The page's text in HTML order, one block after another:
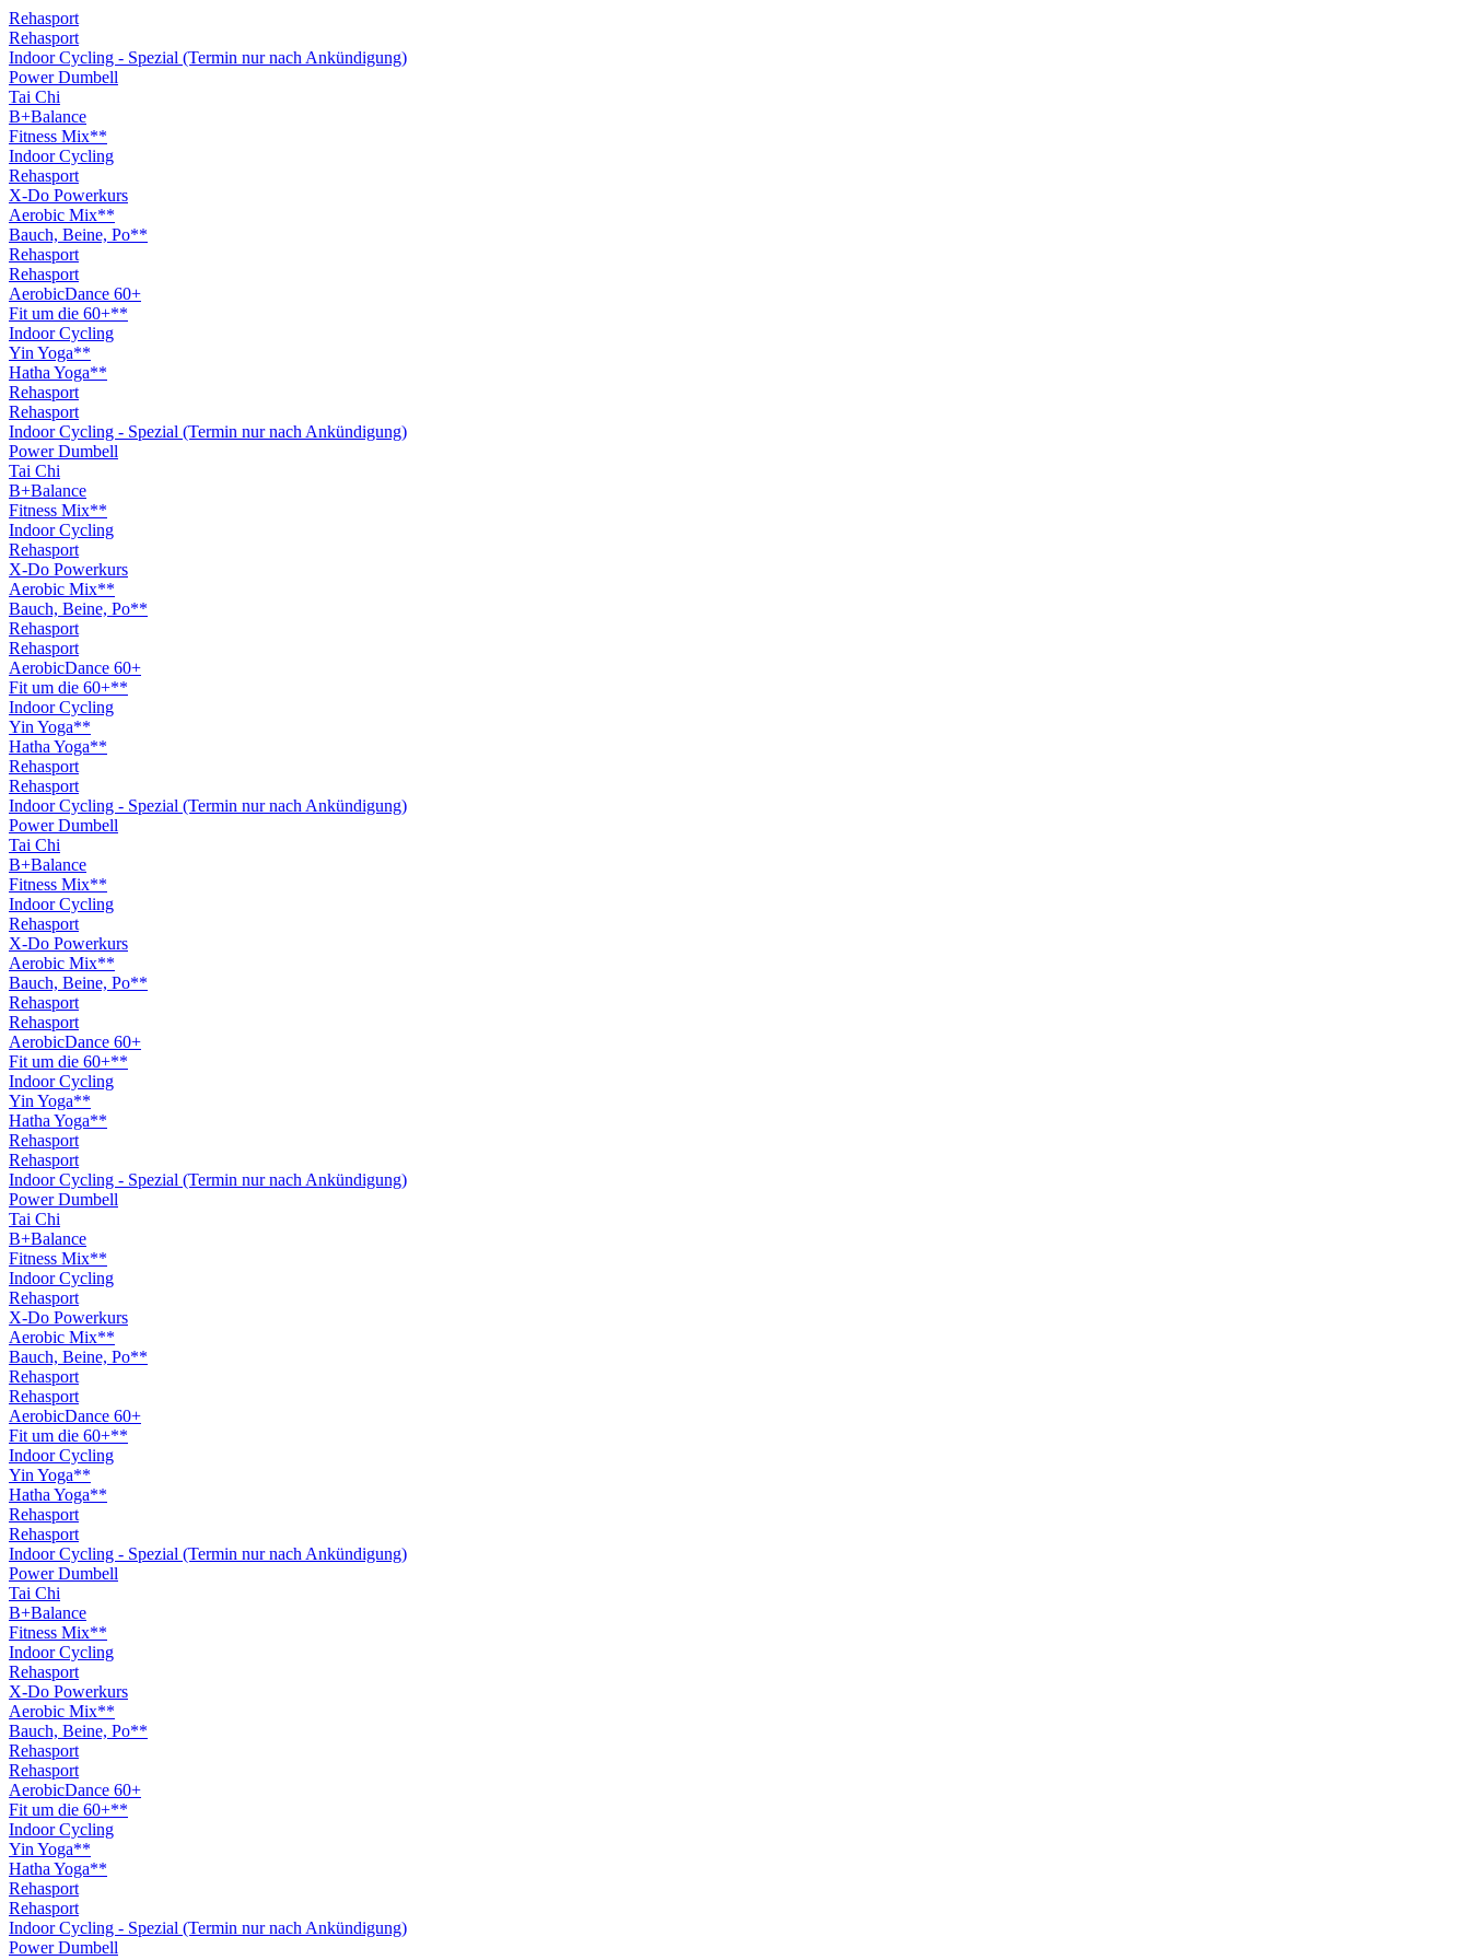
Rehasport
Rehasport
Indoor Cycling - Spezial (Termin nur nach Ankündigung)
Power Dumbell
Tai Chi
B+Balance
Fitness Mix**
Indoor Cycling
Rehasport
X-Do Powerkurs
Aerobic Mix**
Bauch, Beine, Po**
Rehasport
Rehasport
AerobicDance 60+
Fit um die 60+**
Indoor Cycling
Yin Yoga**
Hatha Yoga**
Rehasport
Rehasport
Indoor Cycling - Spezial (Termin nur nach Ankündigung)
Power Dumbell
Tai Chi
B+Balance
Fitness Mix**
Indoor Cycling
Rehasport
X-Do Powerkurs
Aerobic Mix**
Bauch, Beine, Po**
Rehasport
Rehasport
AerobicDance 60+
Fit um die 60+**
Indoor Cycling
Yin Yoga**
Hatha Yoga**
Rehasport
Rehasport
Indoor Cycling - Spezial (Termin nur nach Ankündigung)
Power Dumbell
Tai Chi
B+Balance
Fitness Mix**
Indoor Cycling
Rehasport
X-Do Powerkurs
Aerobic Mix**
Bauch, Beine, Po**
Rehasport
Rehasport
AerobicDance 60+
Fit um die 60+**
Indoor Cycling
Yin Yoga**
Hatha Yoga**
Rehasport
Rehasport
Indoor Cycling - Spezial (Termin nur nach Ankündigung)
Power Dumbell
Tai Chi
B+Balance
Fitness Mix**
Indoor Cycling
Rehasport
X-Do Powerkurs
Aerobic Mix**
Bauch, Beine, Po**
Rehasport
Rehasport
AerobicDance 60+
Fit um die 60+**
Indoor Cycling
Yin Yoga**
Hatha Yoga**
Rehasport
Rehasport
Indoor Cycling - Spezial (Termin nur nach Ankündigung)
Power Dumbell
Tai Chi
B+Balance
Fitness Mix**
Indoor Cycling
Rehasport
X-Do Powerkurs
Aerobic Mix**
Bauch, Beine, Po**
Rehasport
Rehasport
AerobicDance 60+
Fit um die 60+**
Indoor Cycling
Yin Yoga**
Hatha Yoga**
Rehasport
Rehasport
Indoor Cycling - Spezial (Termin nur nach Ankündigung)
Power Dumbell